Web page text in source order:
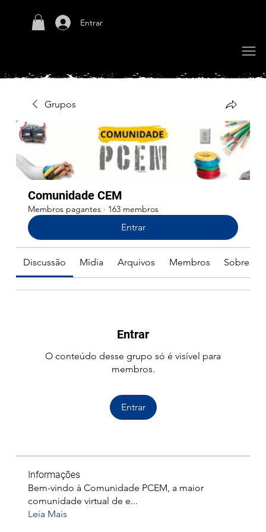
Entrar
Grupos
Comunidade CEM
Membros pagantes · 163 membros
Entrar
Discussão Mídia Arquivos Membros Sobre
Entrar
O conteúdo desse grupo só é visível para
membros.
Entrar
Informações
Bem-vindo à Comunidade PCEM, a maior
comunidade virtual de e...
Leia Mais